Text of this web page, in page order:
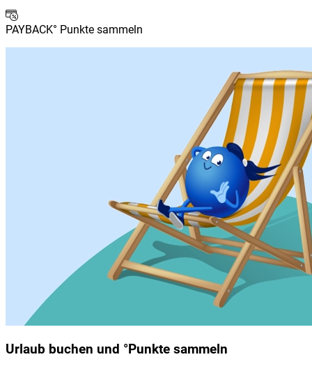
PAYBACK° Punkte sammeln
Urlaub buchen und °Punkte sammeln